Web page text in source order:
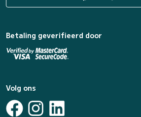
Betaling geverifieerd door
Volg ons